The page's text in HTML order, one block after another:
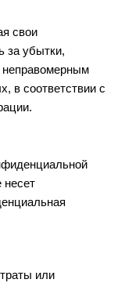
свои
за убытки,
неправомерным
в соответствии с
или